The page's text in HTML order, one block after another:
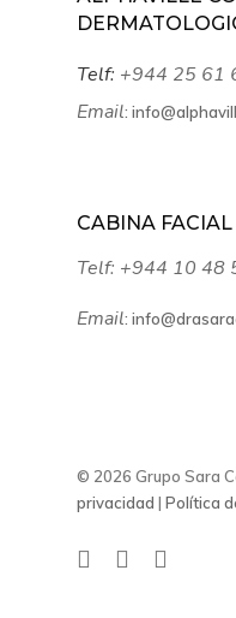
Telf: +944 25 61
Email:
CABINA
Telf: +944 10 48
Email:
© 2026 Grupo Sara
privacidad | Política